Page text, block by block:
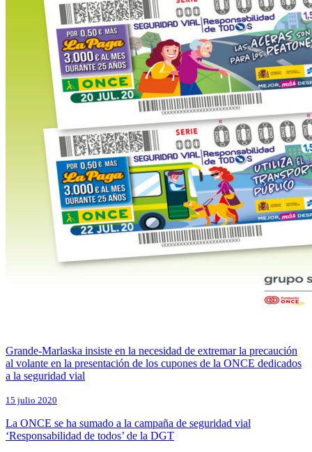
Grande-Marlaska insiste en la necesidad de extremar la precaución
al volante en la presentación de los cupones de la ONCE dedicados
a la seguridad vial
15 julio 2020
La ONCE se ha sumado a la campaña de seguridad vial
‘Responsabilidad de todos’ de la DGT